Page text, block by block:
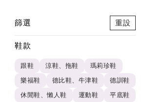
篩選 重設
鞋款
跟鞋 涼鞋、拖鞋
瑪莉珍鞋
樂福鞋
德比鞋、牛津鞋
德訓鞋
休閒鞋、懶人鞋
運動鞋
平底鞋